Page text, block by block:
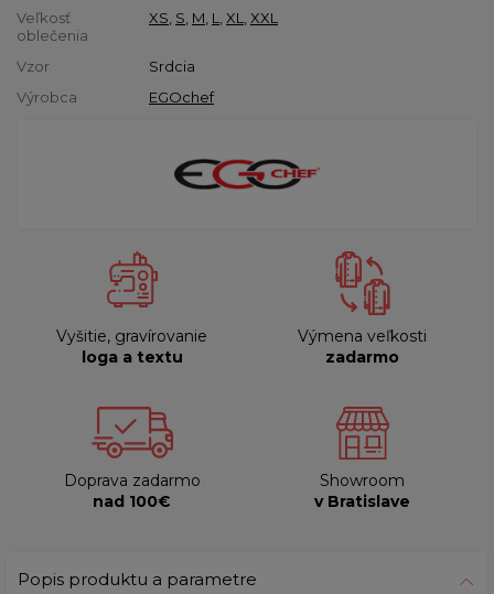
Veľkosť
oblečenia
XS S M L XL XXL
Vzor
Srdcia
Výrobca
EGOchef
Vyšitie, gravírovanie
loga a textu
Výmena veľkosti
zadarmo
Doprava zadarmo
nad 100€
Showroom
v Bratislave
Popis produktu a parametre